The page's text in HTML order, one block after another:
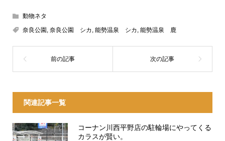
動物ネタ
奈良公園 , 奈良公園 シカ , 能勢温泉 シカ , 能勢温泉 鹿
関連記事一覧
コーナン川西平野店の駐輪場にやってくる
カラスが賢い。